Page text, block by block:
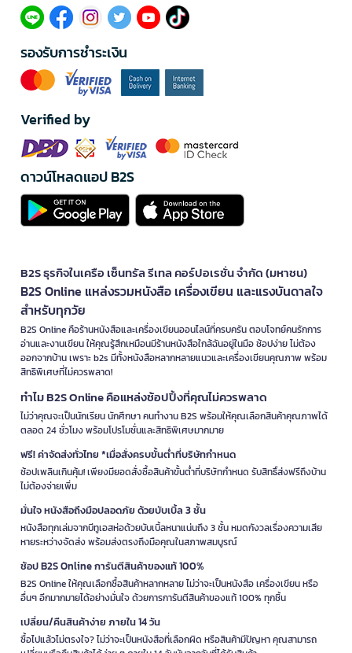
รองรับการชำระเงิน
Verified by
ดาวน์โหลดแอป B2S
B2S ธุรกิจในเครือ เซ็นทรัล รีเทล คอร์ปอเรชั่น จำกัด (มหาชน)
B2S Online แหล่งรวมหนังสือ เครื่องเขียน และแรงบันดาลใจ
สำหรับทุกวัย
B2S Online คือร้านหนังสือและเครื่องเขียนออนไลน์ที่ครบครัน ตอบโจทย์คนรักการ
อ่านและงานเขียน ให้คุณรู้สึกเหมือนมีร้านหนังสือใกล้ฉันอยู่ในมือ ช้อปง่าย ไม่ต้อง
ออกจากบ้าน เพราะ b2s มีทั้งหนังสือหลากหลายแนวและเครื่องเขียนคุณภาพ พร้อม
สิทธิพิเศษที่ไม่ควรพลาด!
ทำไม B2S Online คือแหล่งช้อปปิ้งที่คุณไม่ควรพลาด
ไม่ว่าคุณจะเป็นนักเรียน นักศึกษา คนทำงาน B2S พร้อมให้คุณเลือกสินค้าคุณภาพได้
ตลอด 24 ชั่วโมง พร้อมโปรโมชั่นและสิทธิพิเศษมากมาย
ฟรี! ค่าจัดส่งทั่วไทย *เมื่อสั่งครบขั้นต่ำที่บริษัทกำหนด
ช้อปเพลินเกินคุ้ม! เพียงมียอดสั่งซื้อสินค้าขั้นต่ำที่บริษัทกำหนด รับสิทธิ์ส่งฟรีถึงบ้าน
ไม่ต้องจ่ายเพิ่ม
มั่นใจ หนังสือถึงมือปลอดภัย ด้วยบับเบิ้ล 3 ชั้น
หนังสือทุกเล่มจากบีทูเอสห่อด้วยบับเบิ้ลหนาแน่นถึง 3 ชั้น หมดกังวลเรื่องความเสีย
หายระหว่างจัดส่ง พร้อมส่งตรงถึงมือคุณในสภาพสมบูรณ์
ช้อป B2S Online การันตีสินค้าของแท้ 100%
B2S Online ให้คุณเลือกซื้อสินค้าหลากหลาย ไม่ว่าจะเป็นหนังสือ เครื่องเขียน หรือ
อื่นๆ อีกมากมายได้อย่างมั่นใจ ด้วยการการันตีสินค้าของแท้ 100% ทุกชิ้น
เปลี่ยน/คืนสินค้าง่าย ภายใน 14 วัน
ซื้อไปแล้วไม่ตรงใจ? ไม่ว่าจะเป็นหนังสือที่เลือกผิด หรือสินค้ามีปัญหา คุณสามารถ